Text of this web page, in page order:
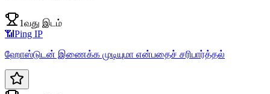
1வது இடம்
📶 Ping IP
ஹோஸ்டுடன் இணைக்க முடியுமா என்பதைச் சரிபார்த்தல்